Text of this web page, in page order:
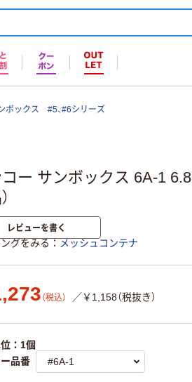
ックス #5、#6シリーズ
ー サンボックス 6A-1
レビューを書く
グをみる メッシュコンテナ
（税込） ／￥1,158（税抜き）
：1個
品番